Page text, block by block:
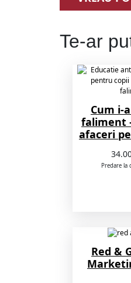
Te-ar
Cum i-
faliment
afaceri
Predare la
Red &